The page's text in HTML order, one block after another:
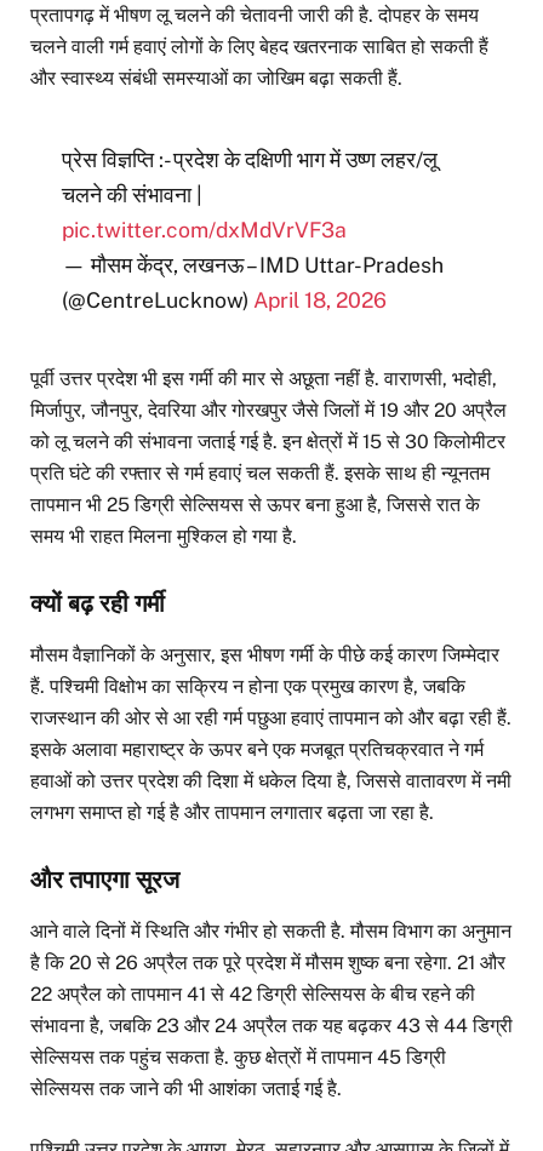
प्रतापगढ़ में भीषण लू चलने की चेतावनी जारी की है. दोपहर के समय
चलने वाली गर्म हवाएं लोगों के लिए बेहद खतरनाक साबित हो सकती हैं
और स्वास्थ्य संबंधी समस्याओं का जोखिम बढ़ा सकती हैं.
प्रेस विज्ञप्ति :- प्रदेश के दक्षिणी भाग में उष्ण लहर/लू
चलने की संभावना |
pic.twitter.com/dxMdVrVF3a
— मौसम केंद्र, लखनऊ – IMD Uttar-Pradesh
(@CentreLucknow) April 18, 2026
पूर्वी उत्तर प्रदेश भी इस गर्मी की मार से अछूता नहीं है. वाराणसी, भदोही,
मिर्जापुर, जौनपुर, देवरिया और गोरखपुर जैसे जिलों में 19 और 20 अप्रैल
को लू चलने की संभावना जताई गई है. इन क्षेत्रों में 15 से 30 किलोमीटर
प्रति घंटे की रफ्तार से गर्म हवाएं चल सकती हैं. इसके साथ ही न्यूनतम
तापमान भी 25 डिग्री सेल्सियस से ऊपर बना हुआ है, जिससे रात के
समय भी राहत मिलना मुश्किल हो गया है.
क्यों बढ़ रही गर्मी
मौसम वैज्ञानिकों के अनुसार, इस भीषण गर्मी के पीछे कई कारण जिम्मेदार
हैं. पश्चिमी विक्षोभ का सक्रिय न होना एक प्रमुख कारण है, जबकि
राजस्थान की ओर से आ रही गर्म पछुआ हवाएं तापमान को और बढ़ा रही हैं.
इसके अलावा महाराष्ट्र के ऊपर बने एक मजबूत प्रतिचक्रवात ने गर्म
हवाओं को उत्तर प्रदेश की दिशा में धकेल दिया है, जिससे वातावरण में नमी
लगभग समाप्त हो गई है और तापमान लगातार बढ़ता जा रहा है.
और तपाएगा सूरज
आने वाले दिनों में स्थिति और गंभीर हो सकती है. मौसम विभाग का अनुमान
है कि 20 से 26 अप्रैल तक पूरे प्रदेश में मौसम शुष्क बना रहेगा. 21 और
22 अप्रैल को तापमान 41 से 42 डिग्री सेल्सियस के बीच रहने की
संभावना है, जबकि 23 और 24 अप्रैल तक यह बढ़कर 43 से 44 डिग्री
सेल्सियस तक पहुंच सकता है. कुछ क्षेत्रों में तापमान 45 डिग्री
सेल्सियस तक जाने की भी आशंका जताई गई है.